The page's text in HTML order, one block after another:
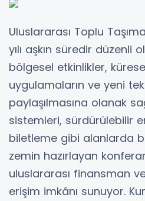
Uluslararası Toplu
yılı aşkın süredir düzenli
bölgesel etkinlikler,
uygulamaların ve yeni
paylaşılmasına olanak
sistemleri, sürdürülebilir
biletleme gibi alanlarda
zemin hazırlayan
uluslararası finansman
erişim imkânı sunuyor.